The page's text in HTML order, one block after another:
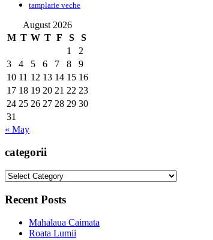
tamplarie veche
August 2026
M T W T F S
S
1
2
3
4 5 6 7 8
9
10 11 12 13 14 15 16
17 18 19 20 21 22 23
24 25 26 27 28 29 30
31
« May
categorii
categorii
Recent Posts
Mahalaua Caimata
Roata Lumii